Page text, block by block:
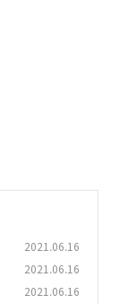
2021.06.16
2021.06.16
2021.06.16